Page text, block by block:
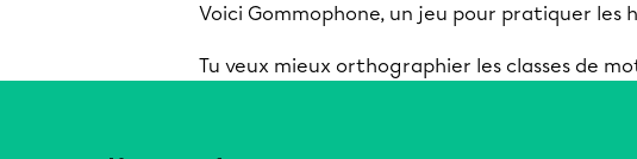
Voici Gommophone, un jeu pour pratiquer les
Tu veux mieux orthographier les classes de